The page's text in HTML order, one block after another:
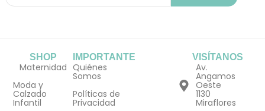
SHOP
Maternidad
Moda y
Calzado
Infantil
IMPORTANTE
Quiénes
Somos
Políticas de
Privacidad
VISÍTANOS
Av.
Angamos
Oeste
1130
Miraflores